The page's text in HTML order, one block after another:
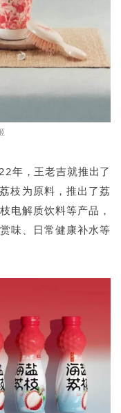
年，王老吉就推出了
枝为原料，推出了荔
电解质饮料等产品，
味、日常健康补水等